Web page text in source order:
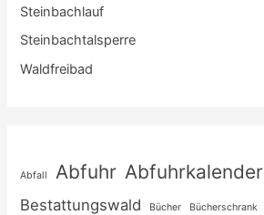
Steinbachlauf
Steinbachtalsperre
Waldfreibad
Abfall Abfuhr Abfuhrkalender
Bestattungswald Bücher Bücherschrank